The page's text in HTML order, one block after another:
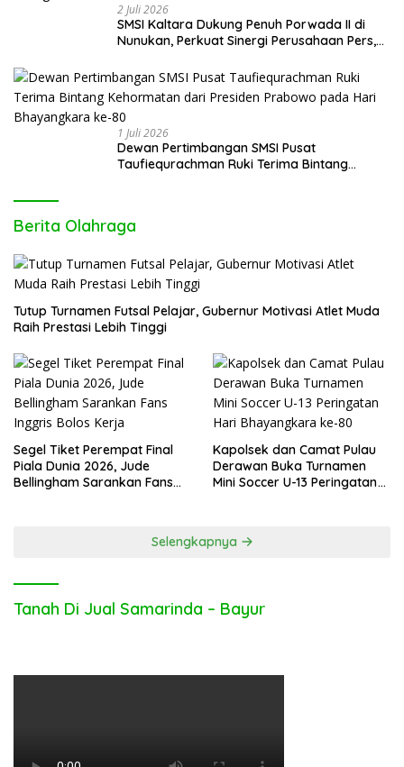
2 Juli 2026
SMSI Kaltara Dukung Penuh Porwada II di
Nunukan, Perkuat Sinergi Perusahaan Pers,
1 Juli 2026
Dewan Pertimbangan SMSI Pusat
Taufiequrachman Ruki Terima Bintang
Berita Olahraga
Tutup Turnamen Futsal Pelajar, Gubernur Motivasi Atlet Muda
Raih Prestasi Lebih Tinggi
Segel Tiket Perempat Final
Piala Dunia 2026, Jude
Bellingham Sarankan Fans
Kapolsek dan Camat Pulau
Derawan Buka Turnamen
Mini Soccer U-13 Peringatan
Selengkapnya
Tanah Di Jual Samarinda – Bayur